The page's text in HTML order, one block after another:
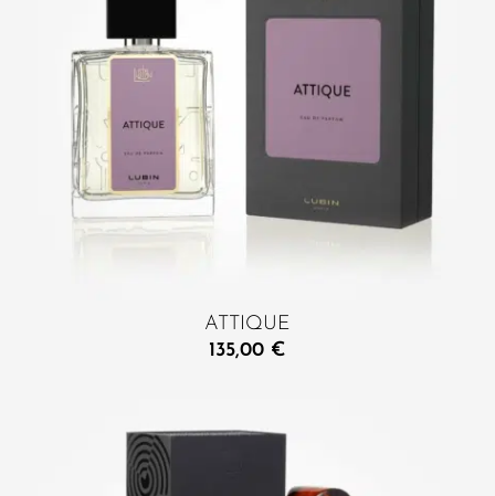
ATTIQUE
135,00 €